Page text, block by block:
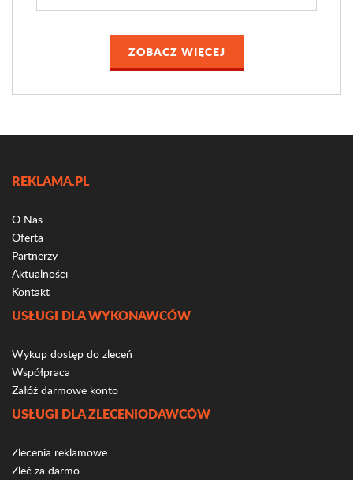
ZOBACZ WIĘCEJ
REKLAMA.PL
O Nas
Oferta
Partnerzy
Aktualności
Kontakt
USŁUGI DLA WYKONAWCÓW
Wykup dostęp do zleceń
Współpraca
Załóż darmowe konto
USŁUGI DLA ZLECENIODAWCÓW
Zlecenia reklamowe
Zleć za darmo